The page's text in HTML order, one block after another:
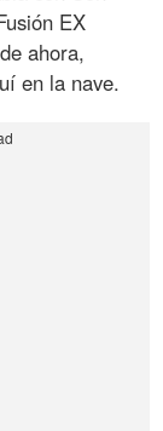
EX
ahora,
en la nave.